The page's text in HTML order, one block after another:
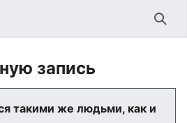
запись
такими же людьми, как и